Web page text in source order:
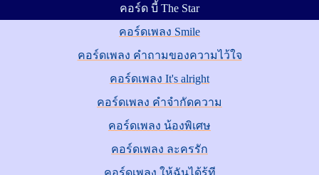
คอร์ด บี้ The Star
คอร์ดเพลง Smile
คอร์ดเพลง คำถามของความไว้ใจ
คอร์ดเพลง It's alright
คอร์ดเพลง คำจำกัดความ
คอร์ดเพลง น้องพิเศษ
คอร์ดเพลง ละครรัก